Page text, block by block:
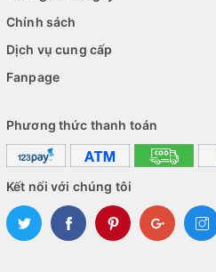
điện thoại, thay màn hình, thay
chữa loa, sửa chữa micrô, sửa
Chính sách
Dịch vụ cung cấp
Fanpage
Phương thức thanh toán
Kết nối với chúng tôi